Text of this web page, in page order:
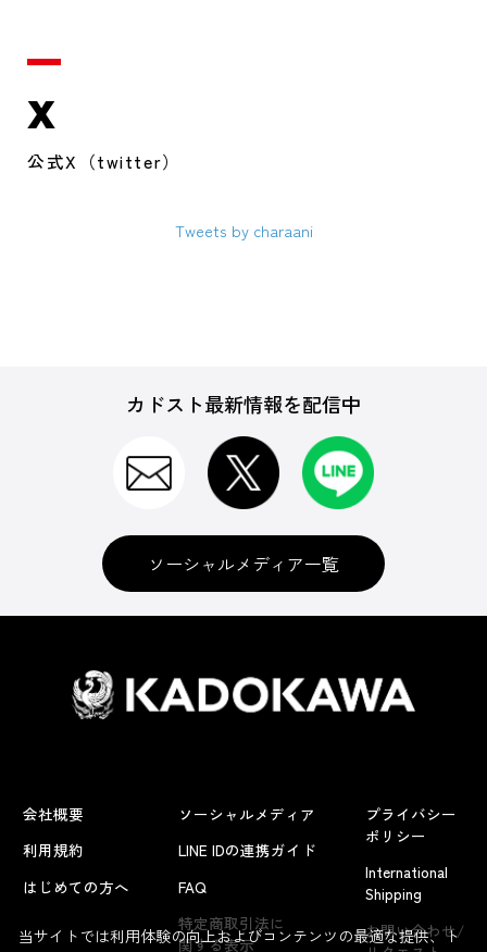
X
公式X（twitter）
Tweets by charaani
カドスト最新情報を配信中
ソーシャルメディア一覧
会社概要
利用規約
はじめての方へ
ソーシャルメディア
LINE IDの連携ガイド
FAQ
特定商取引法に
関する表示
プライバシー
ポリシー
International
Shipping
お問い合わせ/
当サイトでは利用体験の向上およびコンテンツの最適な提供、ト